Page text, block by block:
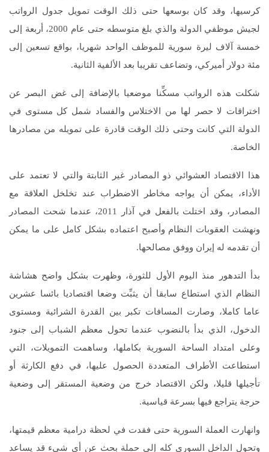
كرسيها، وقد كان بوسعها حتى ذلك الوقت تمويل جدول الرواتب
لجيش موظفي الدولة والذي بلغ متوسطه حتى عام 2000، أربعة إلى
خمسة آلاف ليرة سورية للموظف الواحد شهريا، بواقع تسعين إلى
مئة دولار أميركي، وتضاعف تقريبا بعد الألفية الثانية.
شكلت هذه الرواتب مسكِّنا موضعيا بالإضافة إلى غض البصر عن
اختراقات لا حصر لها من الاختلاس والفساد شمل كل مستوى في
الدولة التي كانت وحتى ذلك الوقت قادرة على تمويله من مصادرها
الخاصة.
هذا الاقتصاد العشوائي ذو المصادر غير الثابتة والتي لا تعتمد على
الأداء، يمكن أن يواجه مخاطر الاضطراب عند تخلخل العلاقة مع
المصادر، وقد اختلت بالفعل في آذار 2011، عندما شحت المصادر
ونهشت العقوبات النظام وأصبح اعتماده بشكل كامل على ما يمكن
أن تقدمه له إيران ووفق مصالحها.
بدأ التدهور منذ اليوم الأول للثورة، وظهرت بشكل واضح هشاشة
النظام الذي استطاع سابقا أن يثبِّت وضعا اقتصاديا بائسا عشرين
عاما كاملا، وصارت المسافات تكبر بين القدرة الشرائية ومستوى
الدخول، الذي بدأ بالنضوب عندما تحول معظم الشباب إلى جنود
وعلى امتداد الساحة السورية بكاملها، وساهمت التمويلات، التي
استطاعت الأطراف المتعددة الحصول عليها، في دفع الكارثة أو
تأجيلها قليلا، ولكن الاقتصاد خرج من وضعية المستقر إلى وضعية
حرجة يتراجع فيها بسرعة قياسية.
وانهارت العملة السورية حتى فقدت في لحظة درامية معظم قيمتها،
وتحول الداخل السوري كله إلى حملة بحث عن أي شيء قد يساعد